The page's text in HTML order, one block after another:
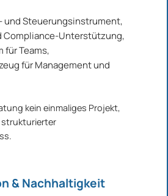
und Steuerungsinstrument,
Compliance-Unterstützung,
für Teams,
für Management und
kein einmaliges Projekt,
& Nachhaltigkeit